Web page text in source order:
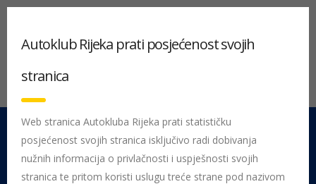
051 212 442 Centrala
Pon - Pet 08:00 - 16:00
Autoklub Rijeka prati posjećenost svojih
stranica
Web stranica Autokluba Rijeka prati statističku
posjećenost svojih stranica isključivo radi dobivanja
nužnih informacija o privlačnosti i uspješnosti svojih
stranica te pritom koristi uslugu treće strane pod nazivom